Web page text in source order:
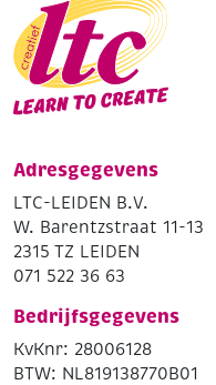
Adresgegevens
LTC-LEIDEN B.V.
W. Barentzstraat 11-13
2315 TZ LEIDEN
071 522 36 63
Bedrijfsgegevens
KvKnr: 28006128
BTW: NL819138770B01